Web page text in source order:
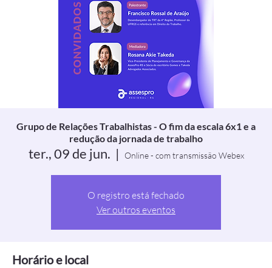
Grupo de Relações Trabalhistas - O fim da escala 6x1 e a
redução da jornada de trabalho
ter., 09 de jun.
  |
Online - com transmissão Webex
O registro está fechado
Ver outros eventos
Horário e local